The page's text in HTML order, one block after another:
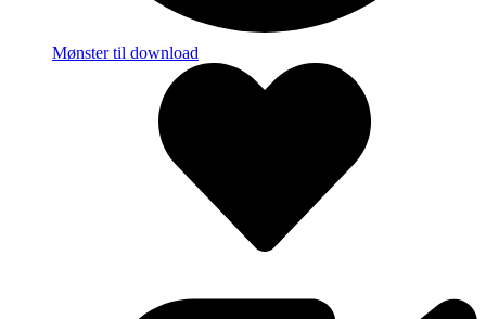
Mønster til download